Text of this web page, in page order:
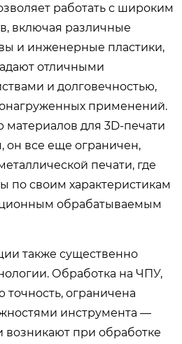
работать с широким
включая различные
и инженерные пластики,
отличными
и долговечностью,
применений.
материалов для 3D-печати
он все еще ограничен,
печати, где
по своим характеристикам
обрабатываемым
также существенно
Обработка на ЧПУ,
ограничена
инструмента —
возникают при обработке